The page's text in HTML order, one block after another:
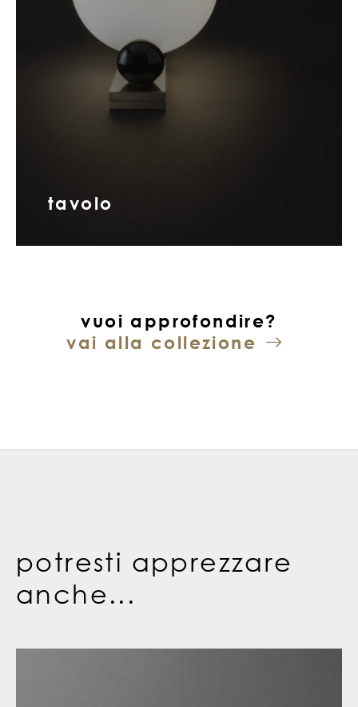
tavolo
vuoi approfondire?
vai alla collezione
potresti apprezzare
anche...